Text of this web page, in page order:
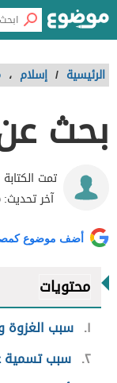
الرئيسية / إسلام ،
بحث
تمت
آخر تحديث:
أضف موضوع
محتويات
١ سبب الغزوة
٢ سبب تسمية